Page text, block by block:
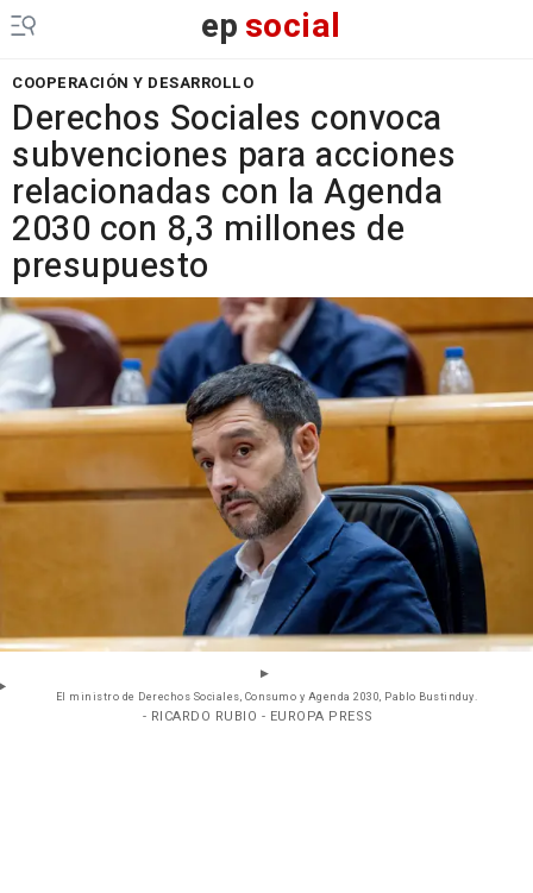
epsocial
COOPERACIÓN Y DESARROLLO
Derechos Sociales convoca
subvenciones para acciones
relacionadas con la Agenda
2030 con 8,3 millones de
presupuesto
El ministro de Derechos Sociales, Consumo y Agenda 2030, Pablo Bustinduy.
- RICARDO RUBIO - EUROPA PRESS